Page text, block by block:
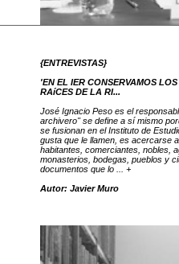
{ENTREVISTAS}
'EN EL IER CONSERVAMOS
RAíCES DE LA RI...
José Ignacio Peso es el
archivero" se define a sí mismo
se fusionan en el Instituto de
gusta que le llamen, es acercarse
habitantes, comerciantes, nobles,
monasterios, bodegas, pueblos y
documentos que lo ... +
Autor: Javier Muro